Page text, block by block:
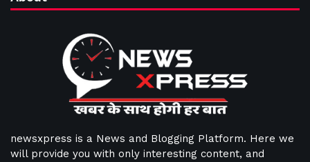
newsxpress is a News and Blogging Platform. Here we
will provide you with only interesting content, and